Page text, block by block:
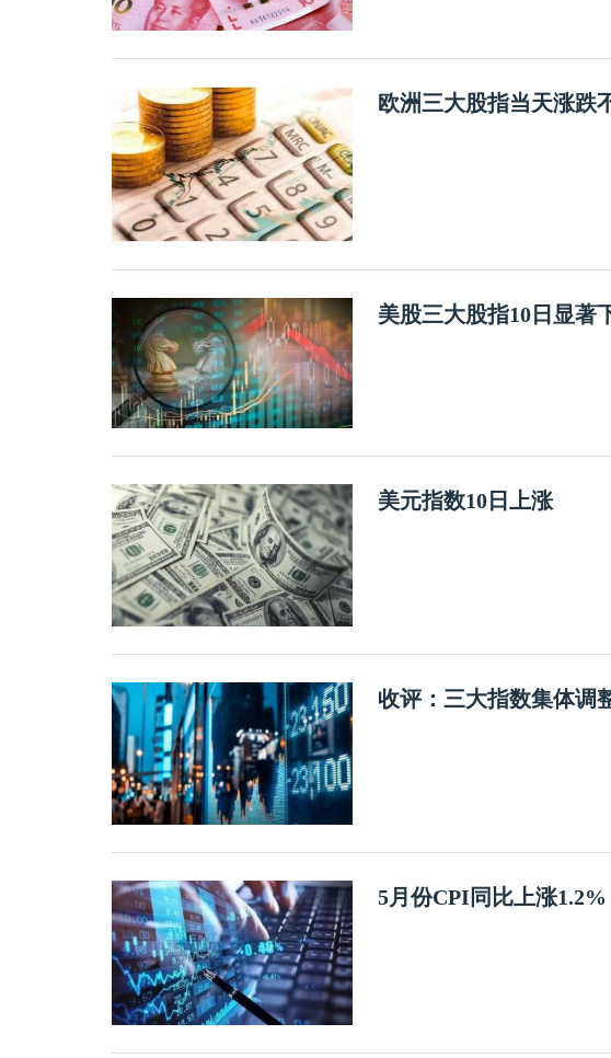
欧洲三大股指当天涨跌
美股三大股指10日显著
美元指数10日上涨
收评：三大指数集体调
5月份CPI同比上涨1.2%